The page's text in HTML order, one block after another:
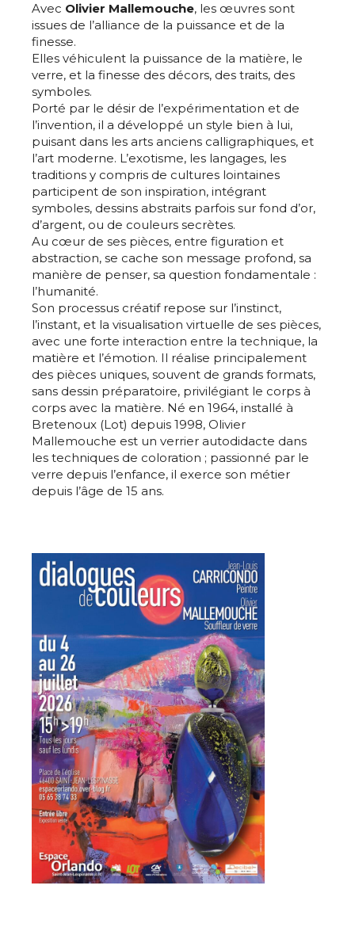
Adresse email*
Prénom
Statut / Organisation
J'accepte lestermes et conditions
* Champ obligatoire
Adresse email*
Nom
Prénom
Statut / Organisation
J'accepte lestermes et conditions
* Champ obligatoire
Avec Olivier Mallemouche, les œuvres sont
issues de l’alliance de la puissance et de la
finesse.
Elles véhiculent la puissance de la matière, le
verre, et la finesse des décors, des traits, des
symboles.
Porté par le désir de l’expérimentation et de
l’invention, il a développé un style bien à lui,
puisant dans les arts anciens calligraphiques, et
l’art moderne. L’exotisme, les langages, les
traditions y compris de cultures lointaines
participent de son inspiration, intégrant
symboles, dessins abstraits parfois sur fond d’or,
d’argent, ou de couleurs secrètes.
Au cœur de ses pièces, entre figuration et
abstraction, se cache son message profond, sa
manière de penser, sa question fondamentale :
l’humanité.
Son processus créatif repose sur l’instinct,
l’instant, et la visualisation virtuelle de ses pièces,
avec une forte interaction entre la technique, la
matière et l’émotion. Il réalise principalement
des pièces uniques, souvent de grands formats,
sans dessin préparatoire, privilégiant le corps à
corps avec la matière. Né en 1964, installé à
Bretenoux (Lot) depuis 1998, Olivier
Mallemouche est un verrier autodidacte dans
les techniques de coloration ; passionné par le
verre depuis l’enfance, il exerce son métier
depuis l’âge de 15 ans.